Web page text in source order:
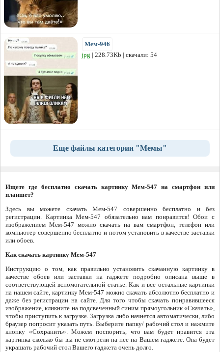
Мем-946
jpg | 228.73Kb | скачали: 54
Еще файлы категории "Мемы"
Ищете где бесплатно скачать картинку Мем-547 на смартфон или
планшет?
Здесь вы можете скачать Мем-547 совершенно бесплатно и без
регистрации. Картинка Мем-547 обязательно вам понравится! Обои с
изображением Мем-547 можно скачать на вам смартфон, телефон или
компьютер совершенно бесплатно и потом установить в качестве заставки
или обоев.
Как скачать картинку Мем-547
Инструкцию о том, как правильно установить скачанную картинку в
качестве обоев или заставки на гаджете подробно описана выше в
соответствующей вспомогательной статье. Как и все остальные картинки
на нашем сайте, картинку Мем-547 можно скачать абсолютно бесплатно и
даже без регистрации на сайте. Для того чтобы скачать понравившееся
изображение, кликните на подсвеченный синим прямоугольник «Скачать»,
чтобы приступить к загрузке. Загрузка либо начнется автоматически, либо
браузер попросит указать путь. Выберите папку/ рабочий стол и нажмите
кнопку «Сохранить». Можем поспорить, что вам будет нравится эта
картинка сколько бы вы не смотрели на нее на Вашем гаджете. Она будет
украшать рабочий стол Вашего гаджета очень долго.